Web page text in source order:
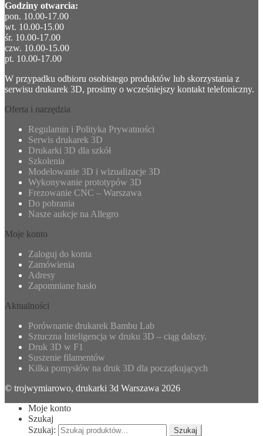
Godziny otwarcia:
pon. 10.00-17.00
wt. 10.00-15.00
śr. 10.00-17.00
czw. 10.00-15.00
pt. 10.00-17.00
W przypadku odbioru osobistego produktów lub skorzystania z
serwisu drukarek 3D, prosimy o wcześniejszy kontakt telefoniczny.
Oferta i narzędzia
Regulamin i Polityka Prywatności
Serwis drukarek 3D
Drukarki 3D dla szkół
Szkolenia
Modelowanie 3D i wizualizacje 3D
Wykonywanie prototypów 3D
Frezowanie CNC – Warszawa
Do pobrania
Nasze aukcje na Allegro
Moje konto
Zaloguj do konta
Zamówienia
Adresy
Zapomniane hasło
Aktualności
Porównanie drukarek Bambu Lab
Sztuczna Inteligencja w druku 3D – ciąg dalszy.
Druk 3D w F1
Suszenie filamentów
Kilka pomysłów na druk 3D dla początkujących
© trojwymiarowo, drukarki 3d Warszawa 2026
Moje konto
Szukaj
Szukaj:
Szukaj